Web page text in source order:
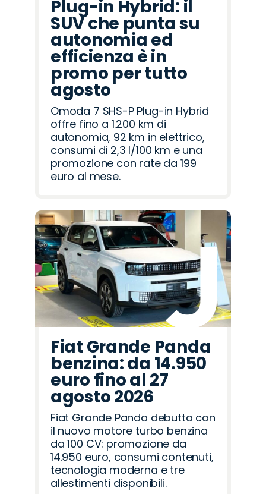
Plug-in Hybrid: il
SUV che punta su
autonomia ed
efficienza è in
promo per tutto
agosto
Omoda 7 SHS-P Plug-in Hybrid
offre fino a 1.200 km di
autonomia, 92 km in elettrico,
consumi di 2,3 l/100 km e una
promozione con rate da 199
euro al mese.
Fiat Grande Panda
benzina: da 14.950
euro fino al 27
agosto 2026
Fiat Grande Panda debutta con
il nuovo motore turbo benzina
da 100 CV: promozione da
14.950 euro, consumi contenuti,
tecnologia moderna e tre
allestimenti disponibili.